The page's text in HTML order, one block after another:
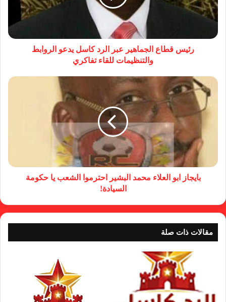
رئيس قطاع الجماهير عبر الرد كاسل يدعو الروابط
والتنظيمات للقاء تفاكري
بايجاز ابو العلاء محمد البشير احترموا الشعب يا حكومة
السيادة!
مقالات ذات صلة